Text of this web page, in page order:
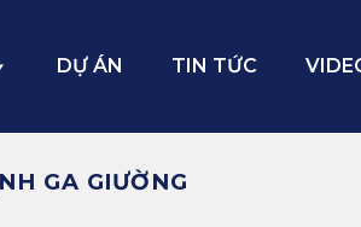
DỰ ÁN TIN TỨC
GA GIƯỜNG